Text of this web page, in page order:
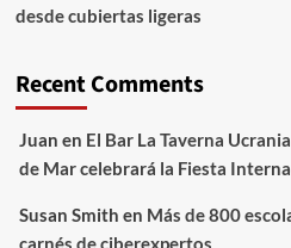
desde cubiertas ligeras
Recent Comments
Juan en El Bar La Taverna
de Mar celebrará la Fiesta
Susan Smith en Más de 800
carnés de ciberexpertos